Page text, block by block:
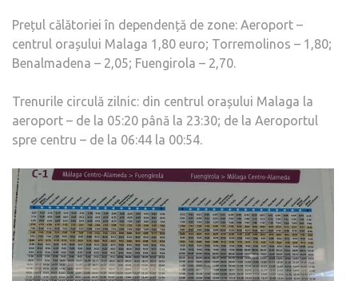
Prețul călătoriei în dependență de zone: Aeroport –
centrul orașului Malaga 1,80 euro; Torremolinos – 1,80;
Benalmadena – 2,05; Fuengirola – 2,70.
Trenurile circulă zilnic: din centrul orașului Malaga la
aeroport – de la 05:20 până la 23:30; de la Aeroportul
spre centru – de la 06:44 la 00:54.